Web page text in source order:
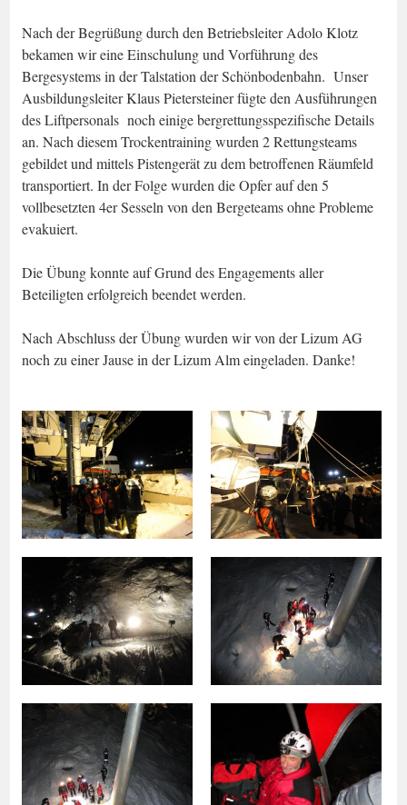
Nach der Begrüßung durch den Betriebsleiter Adolo Klotz
bekamen wir eine Einschulung und Vorführung des
Bergesystems in der Talstation der Schönbodenbahn. Unser
Ausbildungsleiter Klaus Pietersteiner fügte den Ausführungen
des Liftpersonals noch einige bergrettungsspezifische Details
an. Nach diesem Trockentraining wurden 2 Rettungsteams
gebildet und mittels Pistengerät zu dem betroffenen Räumfeld
transportiert. In der Folge wurden die Opfer auf den 5
vollbesetzten 4er Sesseln von den Bergeteams ohne Probleme
evakuiert.
Die Übung konnte auf Grund des Engagements aller
Beteiligten erfolgreich beendet werden.
Nach Abschluss der Übung wurden wir von der Lizum AG
noch zu einer Jause in der Lizum Alm eingeladen. Danke!